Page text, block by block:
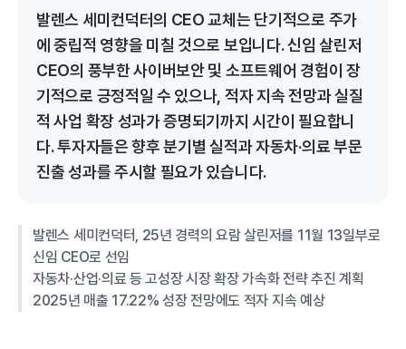
발렌스 세미컨덕터의 CEO 교체는 단기적으로 주가
에 중립적 영향을 미칠 것으로 보입니다. 신임 살린저
CEO의 풍부한 사이버보안 및 소프트웨어 경험이 장
기적으로 긍정적일 수 있으나, 적자 지속 전망과 실질
적 사업 확장 성과가 증명되기까지 시간이 필요합니
다. 투자자들은 향후 분기별 실적과 자동차·의료 부문
진출 성과를 주시할 필요가 있습니다.
발렌스 세미컨덕터, 25년 경력의 요람 살린저를 11월 13일부로
신임 CEO로 선임
자동차·산업·의료 등 고성장 시장 확장 가속화 전략 추진 계획
2025년 매출 17.22% 성장 전망에도 적자 지속 예상